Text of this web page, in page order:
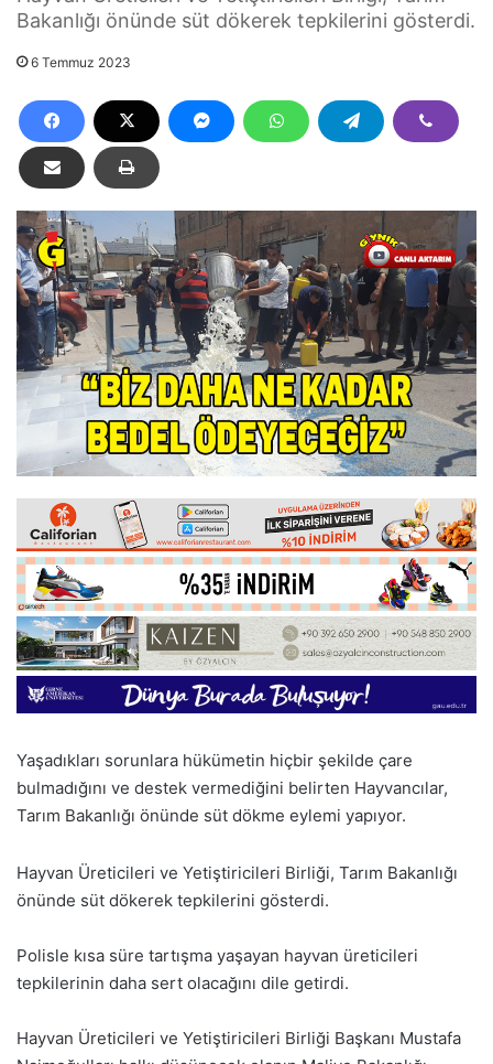
Bakanlığı önünde süt dökerek tepkilerini gösterdi.
6 Temmuz 2023
Yaşadıkları sorunlara hükümetin hiçbir şekilde çare
bulmadığını ve destek vermediğini belirten Hayvancılar,
Tarım Bakanlığı önünde süt dökme eylemi yapıyor.
Hayvan Üreticileri ve Yetiştiricileri Birliği, Tarım Bakanlığı
önünde süt dökerek tepkilerini gösterdi.
Polisle kısa süre tartışma yaşayan hayvan üreticileri
tepkilerinin daha sert olacağını dile getirdi.
Hayvan Üreticileri ve Yetiştiricileri Birliği Başkanı Mustafa